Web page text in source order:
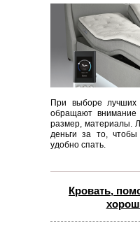
При выборе лучших
обращают внимание
размер, материалы.
деньги за то,
удобно спать.
Кровать,